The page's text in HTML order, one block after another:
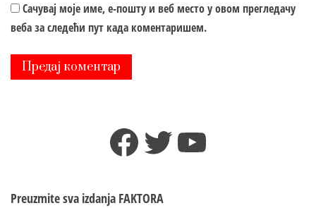
Сачувај моје име, е-пошту и веб место у овом прегледачу
веба за следећи пут када коментаришем.
Facebook
TwitterYouTube
Preuzmite sva izdanja FAKTORA